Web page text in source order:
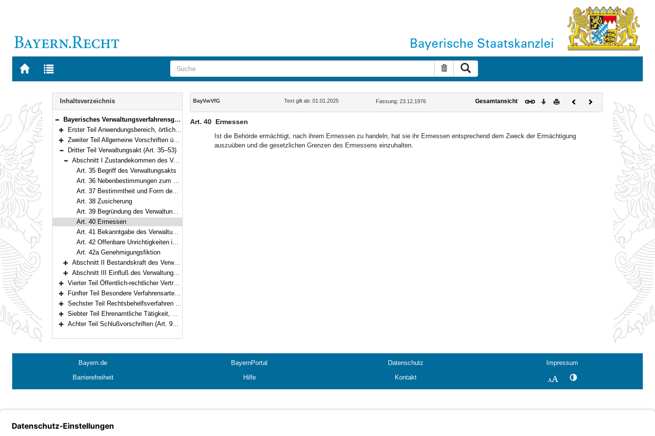
Zur
BAYERN.RECHT
Zur
letzten
Suche zurücksetzen
Navigation
Inhaltsverzeichnis
Bereich reduzieren
Bayerisches Verwaltungsverfahrensgesetz (BayVwVfG) Vom 23. Dezember 1976 (BayRS II S. 213) BayRS 2010-1-I (Art. 1–99)
Bereich erweitern
Erster Teil Anwendungsbereich, örtliche Zuständigkeit, elektronische Kommunikation, Amtshilfe, europäische Verwaltungszusammenarbeit (Art. 1–8e)
Bereich erweitern
Zweiter Teil Allgemeine Vorschriften über das Verwaltungsverfahren (Art. 9–34)
Bereich reduzieren
Dritter Teil Verwaltungsakt (Art. 35–53)
Bereich reduzieren
Abschnitt I Zustandekommen des Verwaltungsakts (Art. 35–42a)
Art. 35 Begriff des Verwaltungsakts
Art. 36 Nebenbestimmungen zum Verwaltungsakt
Art. 37 Bestimmtheit und Form des Verwaltungsakts
Art. 38 Zusicherung
Art. 39 Begründung des Verwaltungsakts
Art. 40 Ermessen
Art. 41 Bekanntgabe des Verwaltungsakts
Art. 42 Offenbare Unrichtigkeiten im Verwaltungsakt
Art. 42a Genehmigungsfiktion
Bereich erweitern
Abschnitt II Bestandskraft des Verwaltungsakts (Art. 43–52)
Bereich erweitern
Abschnitt III Einfluß des Verwaltungsakts auf Verjährung und Erlöschen (Art. 53)
Bereich erweitern
Vierter Teil Öffentlich-rechtlicher Vertrag (Art. 54–62)
Bereich erweitern
Fünfter Teil Besondere Verfahrensarten (Art. 63–78l)
Bereich erweitern
Sechster Teil Rechtsbehelfsverfahren (Art. 79–80)
Bereich erweitern
Siebter Teil Ehrenamtliche Tätigkeit, Ausschüsse (Art. 81–93)
Achter Teil Schlußvorschriften (Art. 94–99)
Inhalt
BayVwVfG Text gilt ab: 01.01.2025 Fassung: 23.12.1976 Gesamtansicht Download
DruckenVorherigesNächstes
Dokument
Art. 40 Ermessen
Ist die Behörde ermächtigt, nach ihrem Ermessen zu handeln, hat sie ihr Ermessen entsprechend dem Zweck der Ermächtigung
auszuüben und die gesetzlichen Grenzen des Ermessens einzuhalten.
Bayern.de BayernPortal Datenschutz
Impressum
Barrierefreiheit
Hilfe Kontakt SchriftgrößeKontrastwechsel